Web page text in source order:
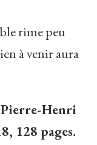
rime peu
à venir aura
Henri
128 pages.